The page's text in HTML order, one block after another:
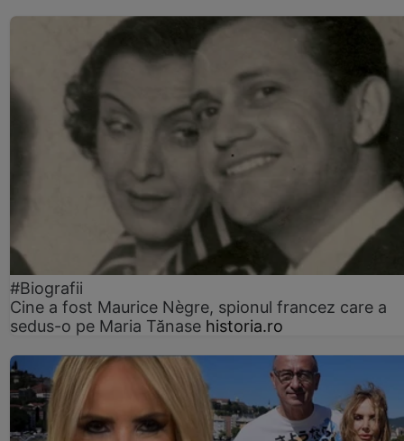
#Biografii
Cine a fost Maurice Nègre, spionul francez care a
sedus-o pe Maria Tănase historia.ro